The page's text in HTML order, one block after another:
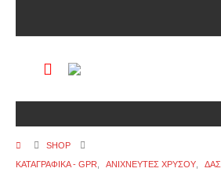
SHOP
ΚΑΤΑΓΡΑΦΙΚΑ - GPR
ΑΝΙΧΝΕΥΤΈΣ ΧΡΥΣΟΎ